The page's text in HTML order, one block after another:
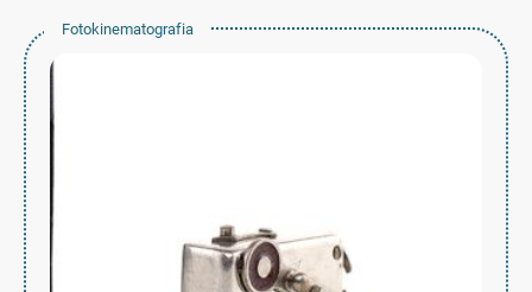
Fotokinematografia